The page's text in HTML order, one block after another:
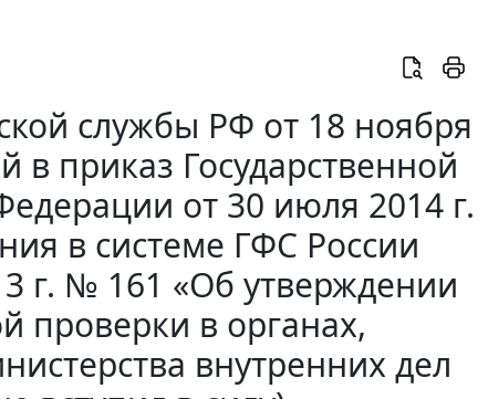
службы РФ от 18 ноября
приказ Государственной
от 30 июля 2014 г.
в системе ГФС России
г. № 161 «Об утверждении
проверки в органах,
внутренних дел